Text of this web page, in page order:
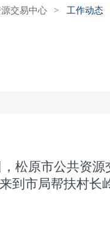
交易中心 > 工作动态
，松原市公共资
到市局帮扶村长